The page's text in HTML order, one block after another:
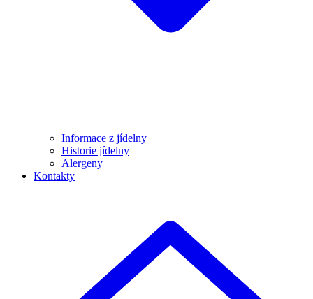
Informace z jídelny
Historie jídelny
Alergeny
Kontakty